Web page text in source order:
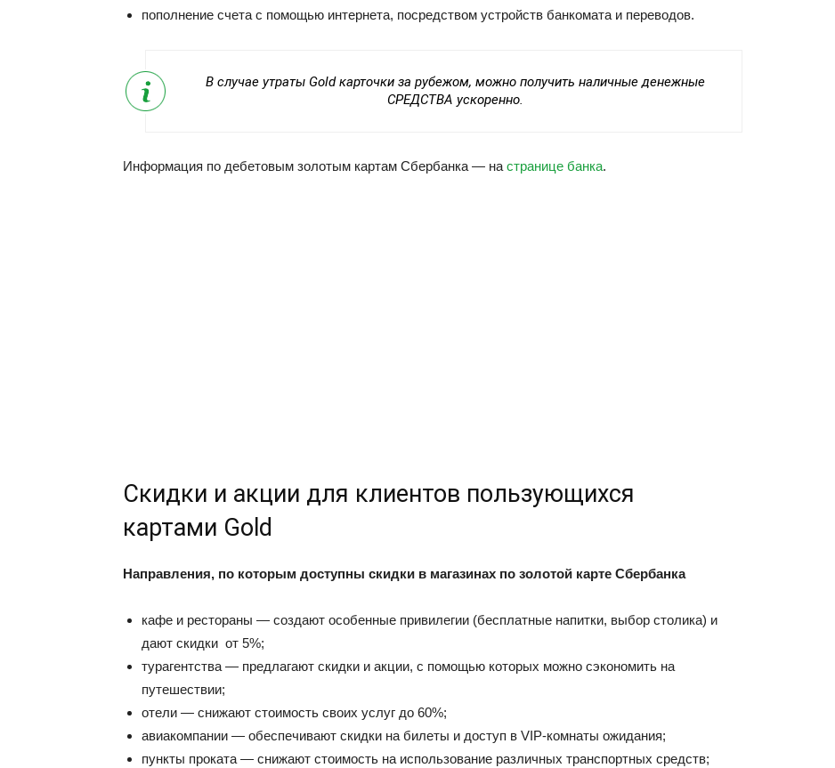
пополнение счета с помощью интернета, посредством устройств банкомата и переводов.
В случае утраты Gold карточки за рубежом, можно получить наличные денежные
СРЕДСТВА ускоренно.
Информация по дебетовым золотым картам Сбербанка — на странице банка.
Скидки и акции для клиентов пользующихся
картами Gold
Направления, по которым доступны скидки в магазинах по золотой карте Сбербанка
кафе и рестораны — создают особенные привилегии (бесплатные напитки, выбор столика) и
дают скидки от 5%;
турагентства — предлагают скидки и акции, с помощью которых можно сэкономить на
путешествии;
отели — снижают стоимость своих услуг до 60%;
авиакомпании — обеспечивают скидки на билеты и доступ в VIP-комнаты ожидания;
пункты проката — снижают стоимость на использование различных транспортных средств;